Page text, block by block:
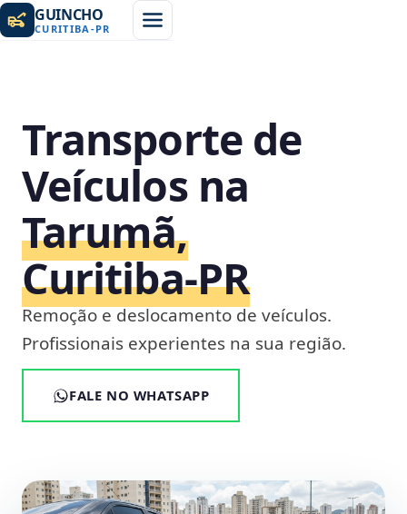
GUINCHO
CURITIBA -PR
Transporte de
Veículos na
Tarumã,
Curitiba‑PR
Remoção e deslocamento de veículos.
Profissionais experientes na sua região.
FALE NO WHATSAPP